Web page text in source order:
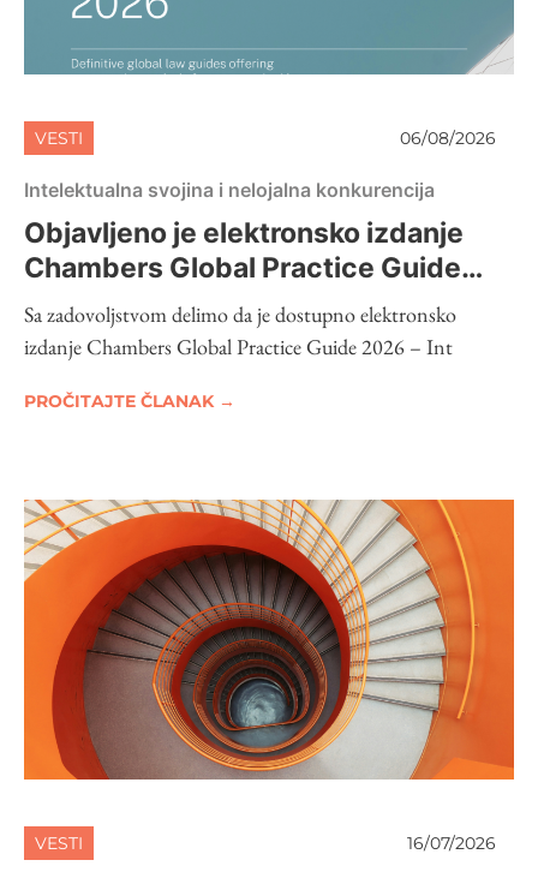
VESTI 06/08/2026
Intelektualna svojina i nelojalna konkurencija
Objavljeno je elektronsko izdanje
Chambers Global Practice Guide
2026 – Intellectual Property
Sa zadovoljstvom delimo da je dostupno elektronsko
izdanje Chambers Global Practice Guide 2026 – Int
PROČITAJTE ČLANAK →
VESTI 16/07/2026